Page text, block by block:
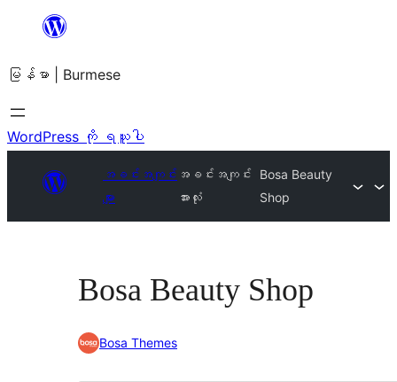
အကြောင်းအရာ
ကျော်သွား
ရန်
မြန်မာ | Burmese
WordPress ကို ရယူပါ
အခင်းအကျင်း
များ
အခင်းအကျင်း
အားလုံး
Bosa Beauty
Shop
Bosa Beauty Shop
Bosa Themes